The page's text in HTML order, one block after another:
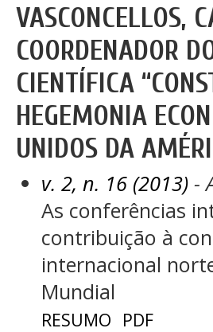
VASCONCELLOS,
COORDENADOR
CIENTÍFICA
HEGEMONIA
UNIDOS DA
v. 2, n. 16 (2013)-
As conferências
contribuição à
internacional
Mundial
RESUMO PDF